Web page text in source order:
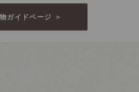
ガイドページ ＞